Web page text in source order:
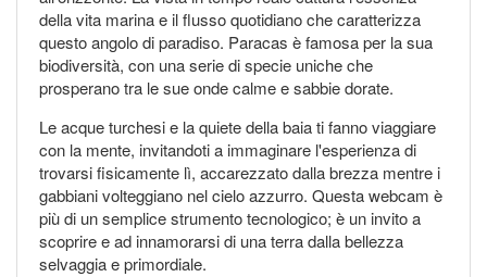
della vita marina e il flusso quotidiano che caratterizza
questo angolo di paradiso. Paracas è famosa per la sua
biodiversità, con una serie di specie uniche che
prosperano tra le sue onde calme e sabbie dorate.
Le acque turchesi e la quiete della baia ti fanno viaggiare
con la mente, invitandoti a immaginare l'esperienza di
trovarsi fisicamente lì, accarezzato dalla brezza mentre i
gabbiani volteggiano nel cielo azzurro. Questa webcam è
più di un semplice strumento tecnologico; è un invito a
scoprire e ad innamorarsi di una terra dalla bellezza
selvaggia e primordiale.